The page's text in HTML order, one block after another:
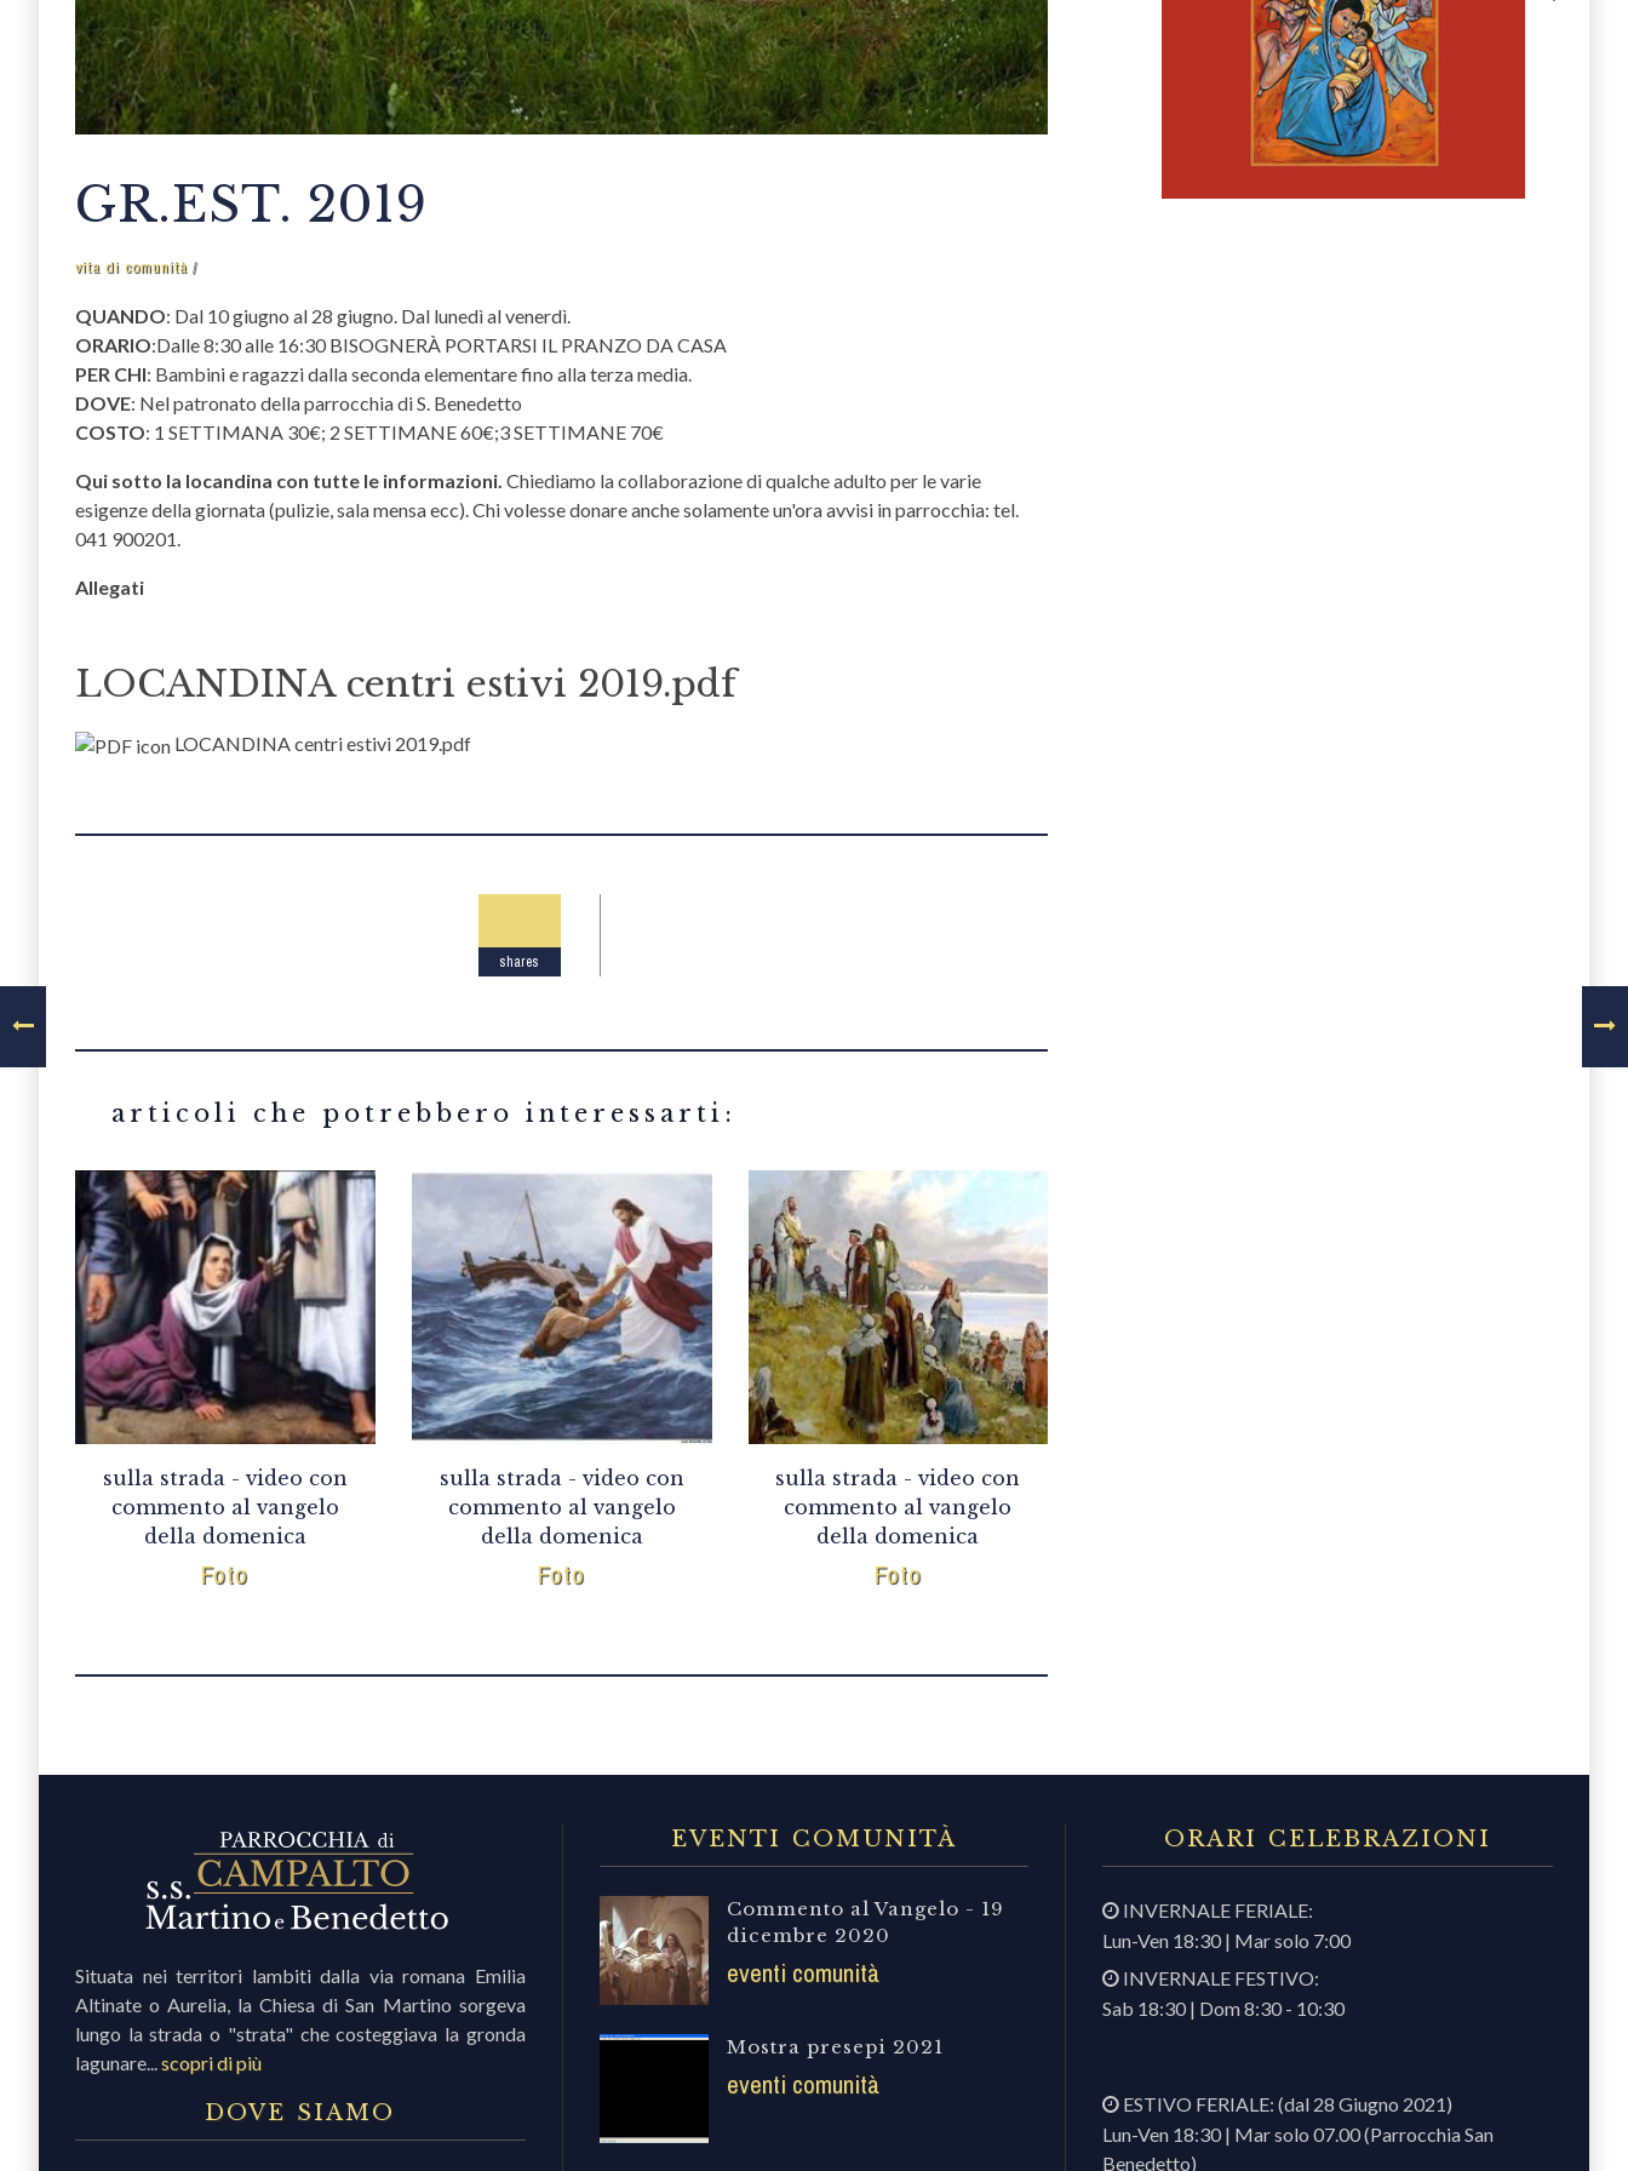
GR.EST. 2019
vita di comunità
QUANDO: Dal 10 giugno al 28 giugno. Dal lunedì al venerdì.
ORARIO:Dalle 8:30 alle 16:30 BISOGNERÀ PORTARSI IL PRANZO DA CASA
PER CHI: Bambini e ragazzi dalla seconda elementare fino alla terza media.
DOVE: Nel patronato della parrocchia di S. Benedetto
COSTO: 1 SETTIMANA 30€; 2 SETTIMANE 60€;3 SETTIMANE 70€
Qui sotto la locandina con tutte le informazioni. Chiediamo la collaborazione di qualche adulto per le varie
esigenze della giornata (pulizie, sala mensa ecc). Chi volesse donare anche solamente un'ora avvisi in parrocchia: tel.
041 900201.
Allegati
LOCANDINA centri estivi 2019.pdf
LOCANDINA centri estivi 2019.pdf
shares
sulla strada - video con
commento al vangelo
della domenica
Foto
sulla strada - video con
commento al vangelo
della domenica
Foto
sulla strada - video con
commento al vangelo
della domenica
Foto
Situata nei territori lambiti dalla via romana Emilia
Altinate o Aurelia, la Chiesa di San Martino sorgeva
lungo la strada o "strata" che costeggiava la gronda
lagunare...scopri di più
DOVE SIAMO
EVENTI COMUNITÀ
Commento al Vangelo - 19
dicembre 2020
eventi comunità
Mostra presepi 2021
eventi comunità
ORARI CELEBRAZIONI
INVERNALE FERIALE:
Lun-Ven 18:30 | Mar solo 7:00
INVERNALE FESTIVO:
Sab 18:30 | Dom 8:30 - 10:30
ESTIVO FERIALE: (dal 28 Giugno 2021)
Lun-Ven 18:30 | Mar solo 07.00 (Parrocchia San
Benedetto)